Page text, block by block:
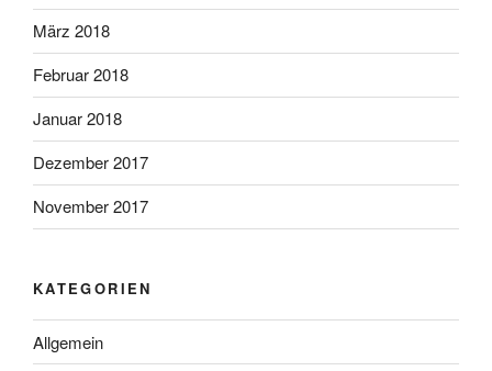
März 2018
Februar 2018
Januar 2018
Dezember 2017
November 2017
KATEGORIEN
Allgemein